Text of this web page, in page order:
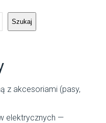
Szukaj
z akcesoriami (pasy,
elektrycznych —